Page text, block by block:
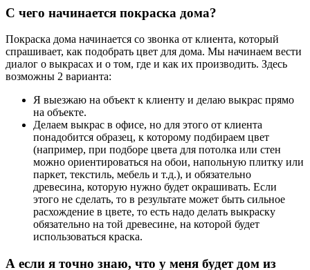
С чего начинается покраска дома?
Покраска дома начинается со звонка от клиента, который
спрашивает, как подобрать цвет для дома. Мы начинаем вести
диалог о выкрасах и о том, где и как их производить. Здесь
возможны 2 варианта:
Я выезжаю на объект к клиенту и делаю выкрас прямо
на объекте.
Делаем выкрас в офисе, но для этого от клиента
понадобится образец, к которому подбираем цвет
(например, при подборе цвета для потолка или стен
можно ориентироваться на обои, напольную плитку или
паркет, текстиль, мебель и т.д.), и обязательно
древесина, которую нужно будет окрашивать. Если
этого не сделать, то в результате может быть сильное
расхождение в цвете, то есть надо делать выкраску
обязательно на той древесине, на которой будет
использоваться краска.
А если я точно знаю, что у меня будет дом из